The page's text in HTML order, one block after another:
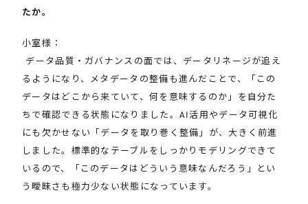
たか。
小室様：
データ品質・ガバナンスの面では、データリネージが追え
るようになり、メタデータの整備も進んだことで、「この
データはどこから来ていて、何を意味するのか」を自分た
ちで確認できる状態になりました。AI活用やデータ可視化
にも欠かせない「データを取り巻く整備」が、大きく前進
しました。標準的なテーブルをしっかりモデリングできて
いるので、「このデータはどういう意味なんだろう」とい
う曖昧さも極力少ない状態になっています。